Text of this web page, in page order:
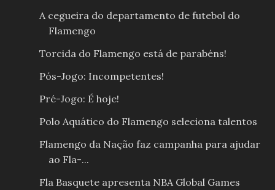
A cegueira do departamento de futebol do
Flamengo
Torcida do Flamengo está de parabéns!
Pós-Jogo: Incompetentes!
Pré-Jogo: É hoje!
Polo Aquático do Flamengo seleciona talentos
Flamengo da Nação faz campanha para ajudar
ao Fla-...
Fla Basquete apresenta NBA Global Games